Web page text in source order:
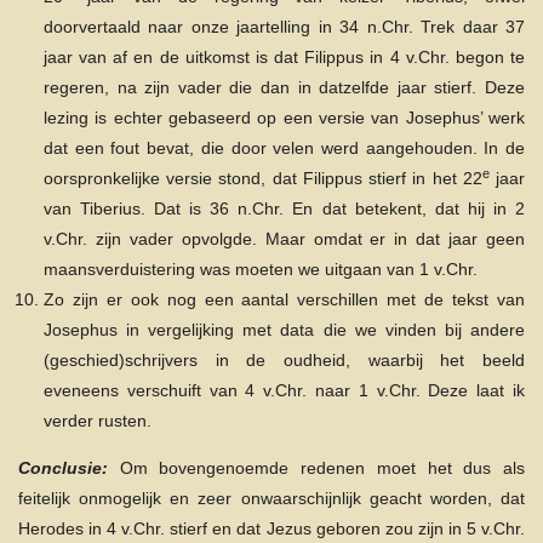
doorvertaald naar onze jaartelling in 34 n.Chr. Trek daar 37
jaar van af en de uitkomst is dat Filippus in 4 v.Chr. begon te
regeren, na zijn vader die dan in datzelfde jaar stierf. Deze
lezing is echter gebaseerd op een versie van Josephus’ werk
dat een fout bevat, die door velen werd aangehouden. In de
oorspronkelijke versie stond, dat Filippus stierf in het 22ejaar
van Tiberius. Dat is 36 n.Chr. En dat betekent, dat hij in 2
v.Chr. zijn vader opvolgde. Maar omdat er in dat jaar geen
maansverduistering was moeten we uitgaan van 1 v.Chr.
Zo zijn er ook nog een aantal verschillen met de tekst van
Josephus in vergelijking met data die we vinden bij andere
(geschied)schrijvers in de oudheid, waarbij het beeld
eveneens verschuift van 4 v.Chr. naar 1 v.Chr. Deze laat ik
verder rusten.
Conclusie:
Om bovengenoemde redenen moet het dus als
feitelijk onmogelijk en zeer onwaarschijnlijk geacht worden, dat
Herodes in 4 v.Chr. stierf en dat Jezus geboren zou zijn in 5 v.Chr.